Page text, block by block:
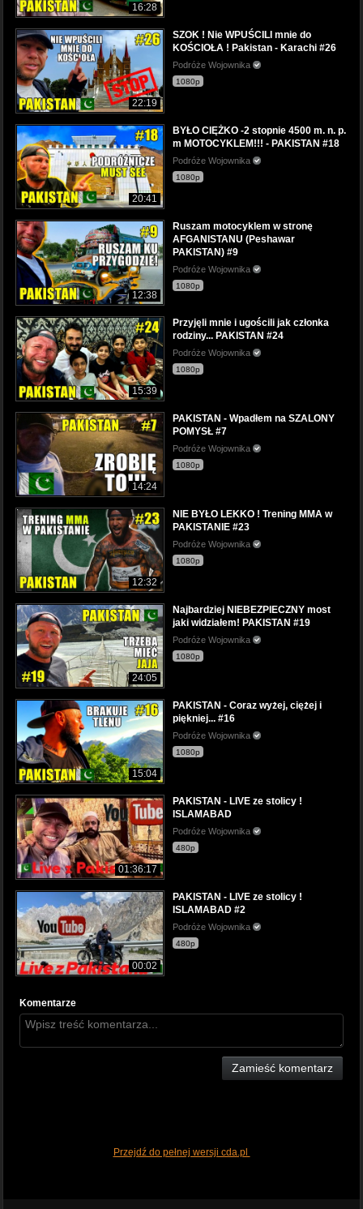
16:28
22:19
SZOK ! Nie WPUŚCILI mnie do
KOŚCIOŁA ! Pakistan - Karachi #26
Podróże Wojownika
1080p
20:41
BYŁO CIĘŻKO -2 stopnie 4500 m. n. p.
m MOTOCYKLEM!!! - PAKISTAN #18
Podróże Wojownika
1080p
12:38
Ruszam motocyklem w stronę
AFGANISTANU (Peshawar
PAKISTAN) #9
Podróże Wojownika
1080p
15:39
Przyjęli mnie i ugościli jak członka
rodziny... PAKISTAN #24
Podróże Wojownika
1080p
14:24
PAKISTAN - Wpadłem na SZALONY
POMYSŁ #7
Podróże Wojownika
1080p
12:32
NIE BYŁO LEKKO ! Trening MMA w
PAKISTANIE #23
Podróże Wojownika
1080p
24:05
Najbardziej NIEBEZPIECZNY most
jaki widziałem! PAKISTAN #19
Podróże Wojownika
1080p
15:04
PAKISTAN - Coraz wyżej, ciężej i
piękniej... #16
Podróże Wojownika
1080p
01:36:17
PAKISTAN - LIVE ze stolicy !
ISLAMABAD
Podróże Wojownika
480p
00:02
PAKISTAN - LIVE ze stolicy !
ISLAMABAD #2
Podróże Wojownika
480p
Komentarze
Zamieść komentarz
Przejdź do pełnej wersji cda.pl